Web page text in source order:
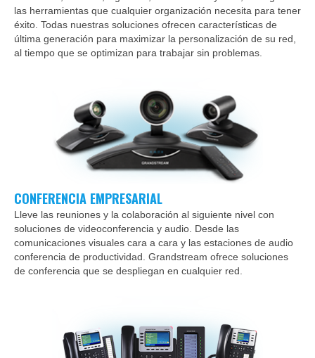
las herramientas que cualquier organización necesita para tener
éxito. Todas nuestras soluciones ofrecen características de
última generación para maximizar la personalización de su red,
al tiempo que se optimizan para trabajar sin problemas.
CONFERENCIA EMPRESARIAL
Lleve las reuniones y la colaboración al siguiente nivel con
soluciones de videoconferencia y audio. Desde las
comunicaciones visuales cara a cara y las estaciones de audio
conferencia de productividad. Grandstream ofrece soluciones
de conferencia que se despliegan en cualquier red.